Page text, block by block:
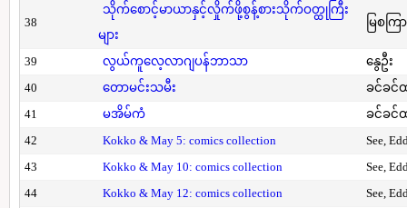
38
သိုက်စောင့်မာယာနှင့်လှိုက်ဖို့စွန့်စားသိုက်ဝတ္ထုကြီး
များ
မြစကြာ
39 လွယ်ကူလေ့လာဂျပန်ဘာသာ
နွေဦး
40
တောမင်းသမီး
ခင်ခင်
41
မအိမ်ကံ
ခင်ခင်
42
Kokko & May 5: comics collection
See,
43
Kokko & May 10: comics collection
See,
44
Kokko & May 12: comics collection
See,